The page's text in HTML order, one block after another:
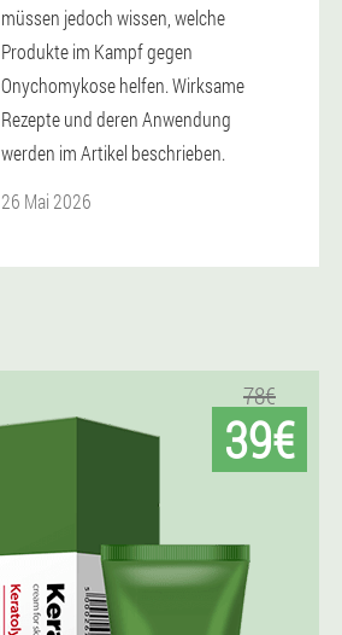
müssen jedoch wissen, welche
Produkte im Kampf gegen
Onychomykose helfen. Wirksame
Rezepte und deren Anwendung
werden im Artikel beschrieben.
26 Mai 2026
78€
39€